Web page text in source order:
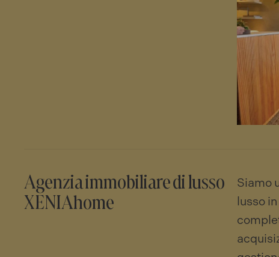
Agenzia immobiliare di lusso
XENIAhome
Siamo
lusso